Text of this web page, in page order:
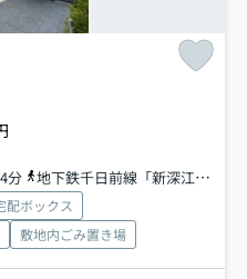
分
地下鉄千日前線「新深江」駅 徒歩16分
配ボックス
敷地内ごみ置き場